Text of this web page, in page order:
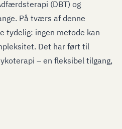
(DBT) og
På tværs af denne
tydelig: ingen metode kan
Det har ført til
– en fleksibel tilgang,